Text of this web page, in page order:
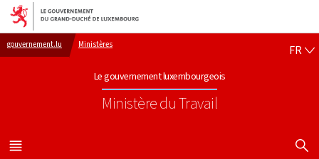
Aller au menu principal
Aller au contenu
gouvernement.lu Ministères
Le gouvernement luxembourgeois
Ministère du Travail
FR
MENU
PRINCIPAL